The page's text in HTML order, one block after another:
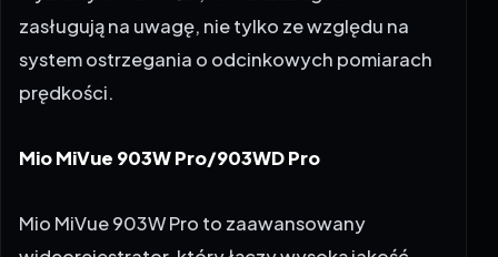
system ostrzegania o odcinkowych pomiarach
Mio MiVue 903W Pro/903WD Pro
nagrań z praktycznymi funkcjami